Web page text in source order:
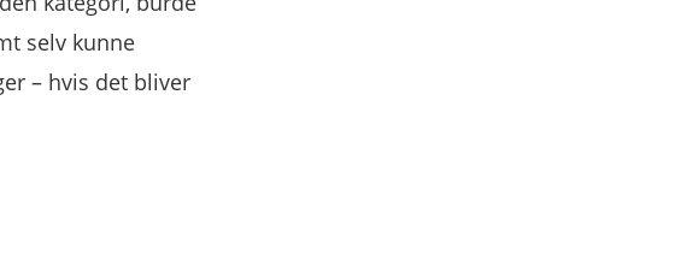
selv kunne
– hvis det bliver